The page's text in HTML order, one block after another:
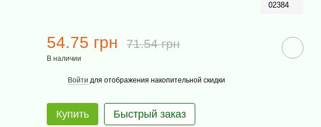
02384
54.75 грн 71.54 грн
В наличии
Войти для отображения накопительной скидки
Купить Быстрый заказ